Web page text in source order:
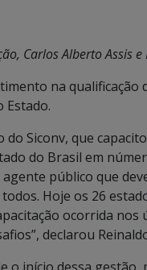
Carlos Alberto Assis e
na
Estado.
Siconv, que
do Brasil em
agente público que
Hoje os 26
ocorrida
declarou